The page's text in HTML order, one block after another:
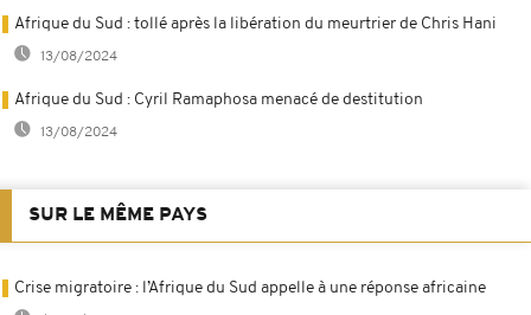
Afrique du Sud : tollé après la libération du meurtrier de Chris Hani
13/08/2024
Afrique du Sud : Cyril Ramaphosa menacé de destitution
13/08/2024
SUR LE MÊME PAYS
Crise migratoire : l’Afrique du Sud appelle à une réponse africaine